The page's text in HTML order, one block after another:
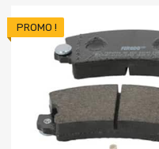
PROMO !